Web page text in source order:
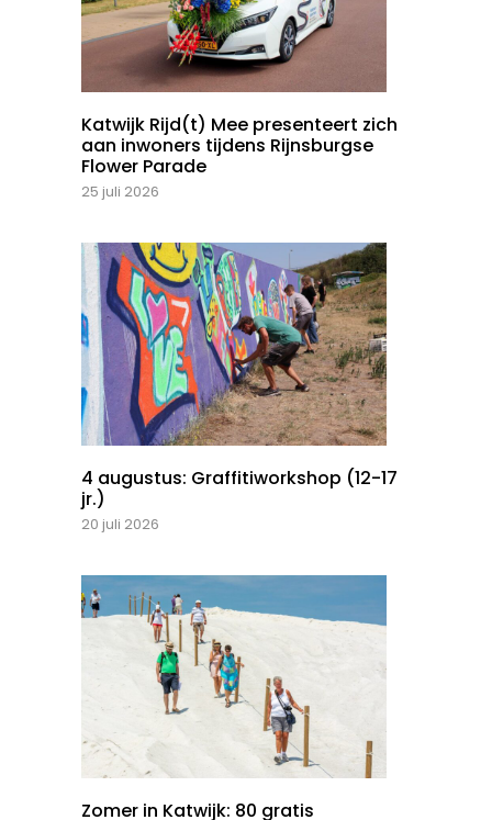
Katwijk Rijd(t) Mee presenteert zich
aan inwoners tijdens Rijnsburgse
Flower Parade
25 juli 2026
4 augustus: Graffitiworkshop (12-17
jr.)
20 juli 2026
Zomer in Katwijk: 80 gratis